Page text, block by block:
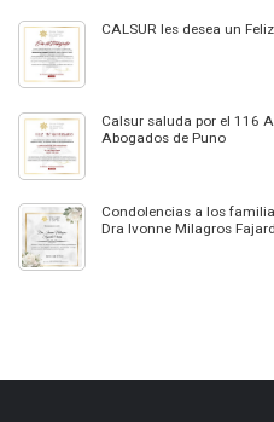
CALSUR les desea un
Calsur saluda por el 116
Abogados de Puno
Condolencias a los
Dra Ivonne Milagros